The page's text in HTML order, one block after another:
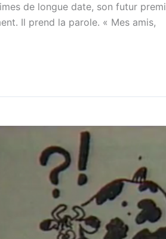
de longue date, son futur
Il prend la parole. « Mes amis,